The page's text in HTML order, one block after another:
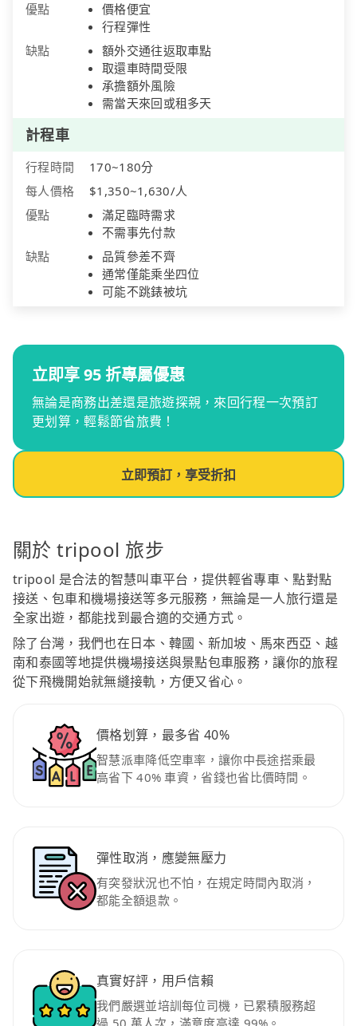
優點
價格便宜
行程彈性
缺點
額外交通往返取車點
取還車時間受限
承擔額外風險
需當天來回或租多天
計程車
行程時間
170~180分
每人價格
$1,350~1,630/人
優點
滿足臨時需求
不需事先付款
缺點
品質參差不齊
通常僅能乘坐四位
可能不跳錶被坑
立即享 95 折專屬優惠
無論是商務出差還是旅遊探親，來回行程一次預訂
更划算，輕鬆節省旅費！
立即預訂，享受折扣
關於 tripool 旅步
tripool 是合法的智慧叫車平台，提供輕省專車、點對點
接送、包車和機場接送等多元服務，無論是一人旅行還是
全家出遊，都能找到最合適的交通方式。
除了台灣，我們也在日本、韓國、新加坡、馬來西亞、越
南和泰國等地提供機場接送與景點包車服務，讓你的旅程
從下飛機開始就無縫接軌，方便又省心。
價格划算，最多省 40%
智慧派車降低空車率，讓你中長途搭乘最
高省下 40% 車資，省錢也省比價時間。
彈性取消，應變無壓力
有突發狀況也不怕，在規定時間內取消，
都能全額退款。
真實好評，用戶信賴
我們嚴選並培訓每位司機，已累積服務超